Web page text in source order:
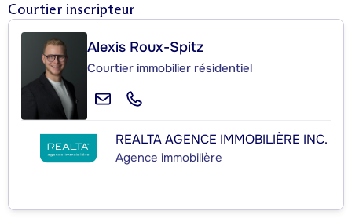
Courtier inscripteur
Alexis Roux-Spitz
Courtier immobilier résidentiel
REALTA AGENCE IMMOBILIÈRE INC.
Agence immobilière